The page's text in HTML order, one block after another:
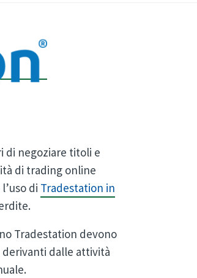
di negoziare titoli e
di trading online
di Tradestation in
Tradestation devono
derivanti dalle attività